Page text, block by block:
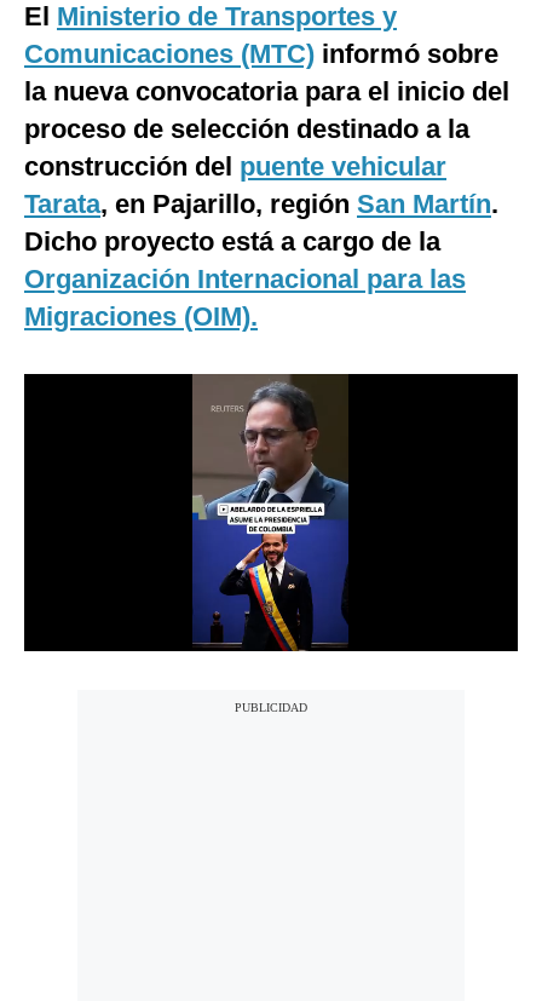
EEUU
España
Internacional
Tecnología
Club del Suscriptor
Mix
El Ministerio de Transportes y
Comunicaciones (MTC) informó sobre
la nueva convocatoria para el inicio del
proceso de selección destinado a la
construcción del puente vehicular
Tarata, en Pajarillo, región San Martín.
Dicho proyecto está a cargo de la
Organización Internacional para las
Migraciones (OIM).